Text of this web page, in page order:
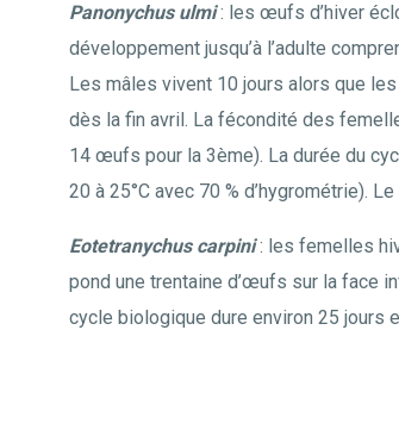
Panonychus ulmi: les œufs d’hiver
développement jusqu’à l’adulte
Les mâles vivent 10 jours alors que
dès la fin avril. La fécondité des
14 œufs pour la 3ème). La durée du
20 à 25°C avec 70 % d’hygrométrie).
Eotetranychus carpini: les femelles
pond une trentaine d’œufs sur la face
cycle biologique dure environ 25 jours